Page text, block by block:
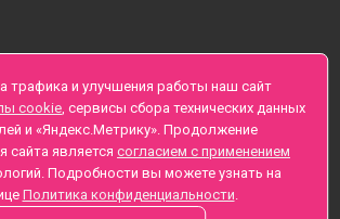
6
трафика и улучшения работы наш сайт
cookie, сервисы сбора технических данных
и «Яндекс.Метрику». Продолжение
сайта является согласием с применением
Подробности вы можете узнать на
Политика конфиденциальности.